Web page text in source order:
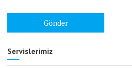
Servislerimiz